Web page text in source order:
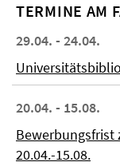
TERMINE AM
29.04. - 24.04.
20.04. - 15.08.
Bewerbungsfrist
20.04.-15.08.